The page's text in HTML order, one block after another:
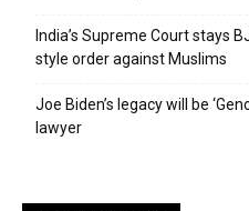
India’s Supreme Court stays
style order against Muslims
Joe Biden’s legacy will be
lawyer